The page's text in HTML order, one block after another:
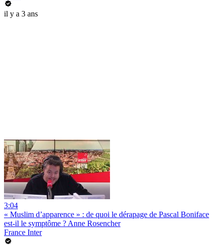
il y a 3 ans
3:04
« Muslim d’apparence » : de quoi le dérapage de Pascal Boniface
est-il le symptôme ? Anne Rosencher
France Inter